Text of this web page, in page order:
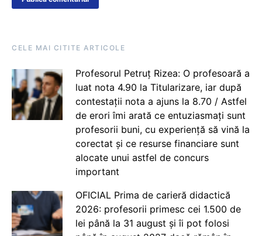
CELE MAI CITITE ARTICOLE
Profesorul Petruț Rizea: O profesoară a
luat nota 4.90 la Titularizare, iar după
contestații nota a ajuns la 8.70 / Astfel
de erori îmi arată ce entuziasmați sunt
profesorii buni, cu experiență să vină la
corectat și ce resurse financiare sunt
alocate unui astfel de concurs
important
OFICIAL Prima de carieră didactică
2026: profesorii primesc cei 1.500 de
lei până la 31 august și îi pot folosi